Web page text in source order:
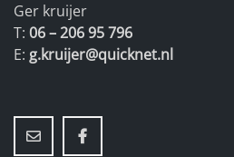
Ger kruijer
T: 06 – 206 95 796
E: g.kruijer@quicknet.nl